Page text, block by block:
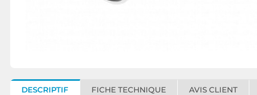
DESCRIPTIF FICHE TECHNIQUE AVIS CLIENT